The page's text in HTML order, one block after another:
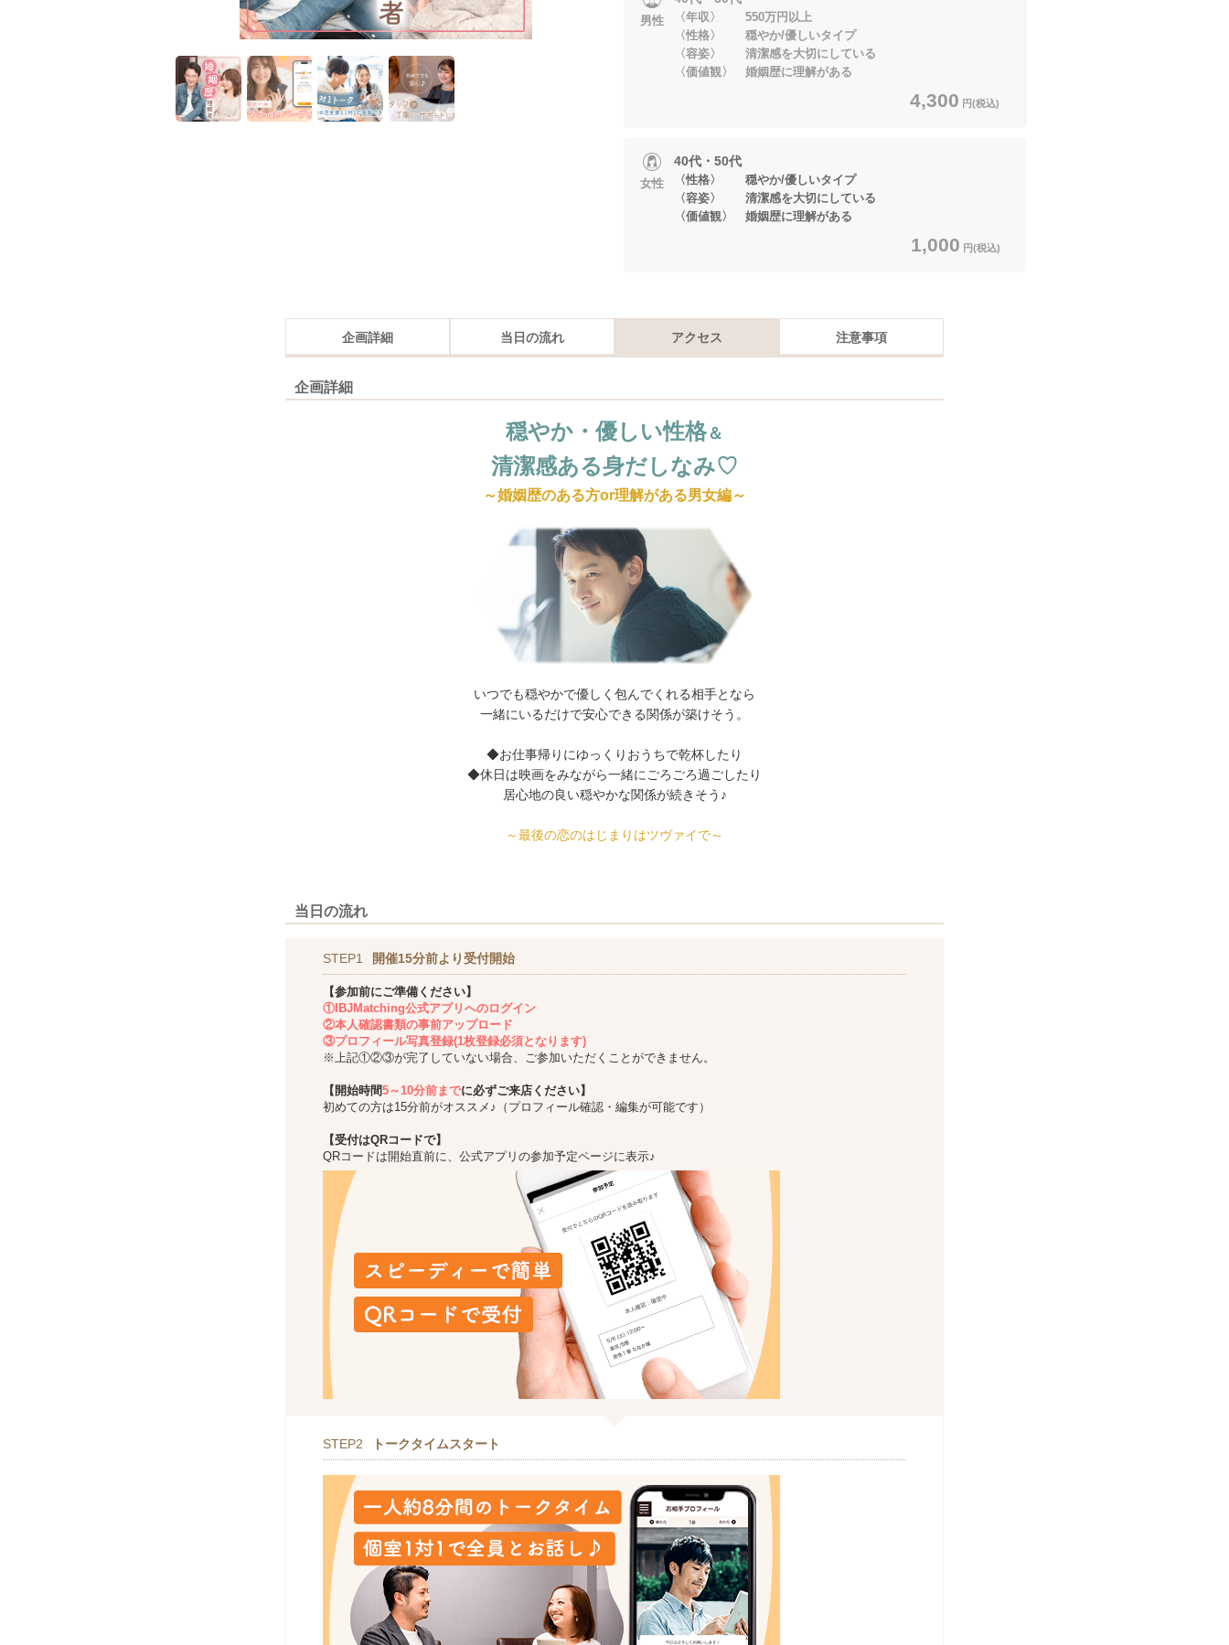
男性
〈年収〉 550万円以上
〈性格〉 穏やか/優しいタイプ
〈容姿〉 清潔感を大切にしている
〈価値観〉 婚姻歴に理解がある
4,300 円(税込)
女性
40代・50代
〈性格〉 穏やか/優しいタイプ
〈容姿〉 清潔感を大切にしている
〈価値観〉 婚姻歴に理解がある
1,000 円(税込)
企画詳細 当日の流れ アクセス 注意事項
企画詳細
穏やか・優しい性格＆
清潔感ある身だしなみ♡
～婚姻歴のある方or理解がある男女編～
いつでも穏やかで優しく包んでくれる相手となら
一緒にいるだけで安心できる関係が築けそう。
◆お仕事帰りにゆっくりおうちで乾杯したり
◆休日は映画をみながら一緒にごろごろ過ごしたり
居心地の良い穏やかな関係が続きそう♪
～最後の恋のはじまりはツヴァイで～
当日の流れ
STEP1 開催15分前より受付開始
【参加前にご準備ください】
①IBJMatching公式アプリへのログイン
②本人確認書類の事前アップロード
③プロフィール写真登録(1枚登録必須となります)
※上記①②③が完了していない場合、ご参加いただくことができません。
【開始時間5～10分前までに必ずご来店ください】
初めての方は15分前がオススメ♪（プロフィール確認・編集が可能です）
【受付はQRコードで】
QRコードは開始直前に、公式アプリの参加予定ページに表示♪
STEP2 トークタイムスタート